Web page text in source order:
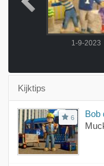
1-9-2023
Kijktips
6
Bob